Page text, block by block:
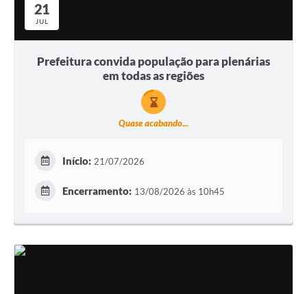
21
JUL
Prefeitura convida população para plenárias
em todas as regiões
Quase acabando...
Início: 21/07/2026
Encerramento: 13/08/2026 às 10h45